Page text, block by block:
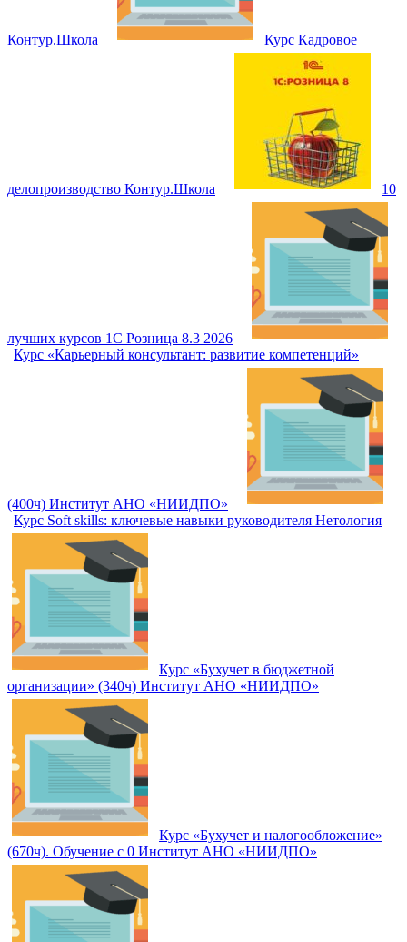
Контур.Школа Курс Кадровое
делопроизводство Контур.Школа 10
лучших курсов 1С Розница 8.3 2026
Курс «Карьерный консультант: развитие компетенций»
(400ч) Институт АНО «НИИДПО»
Курс Soft skills: ключевые навыки руководителя Нетология
Курс «Бухучет в бюджетной
организации» (340ч) Институт АНО «НИИДПО»
Курс «Бухучет и налогообложение»
(670ч). Обучение с 0 Институт АНО «НИИДПО»